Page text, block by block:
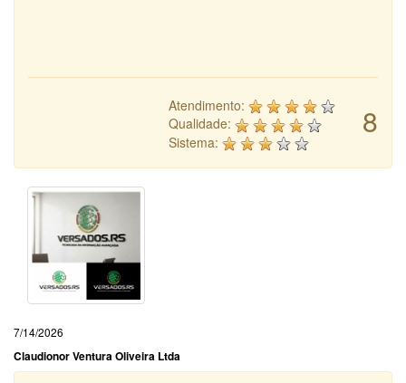
8
Atendimento:
Qualidade:
Sistema:
7/14/2026
Claudionor Ventura Oliveira Ltda